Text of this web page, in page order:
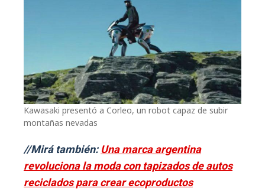
Kawasaki presentó a Corleo, un robot capaz de subir
montañas nevadas
//Mirá también:Una marca argentina
revoluciona la moda con tapizados de autos
reciclados para crear ecoproductos